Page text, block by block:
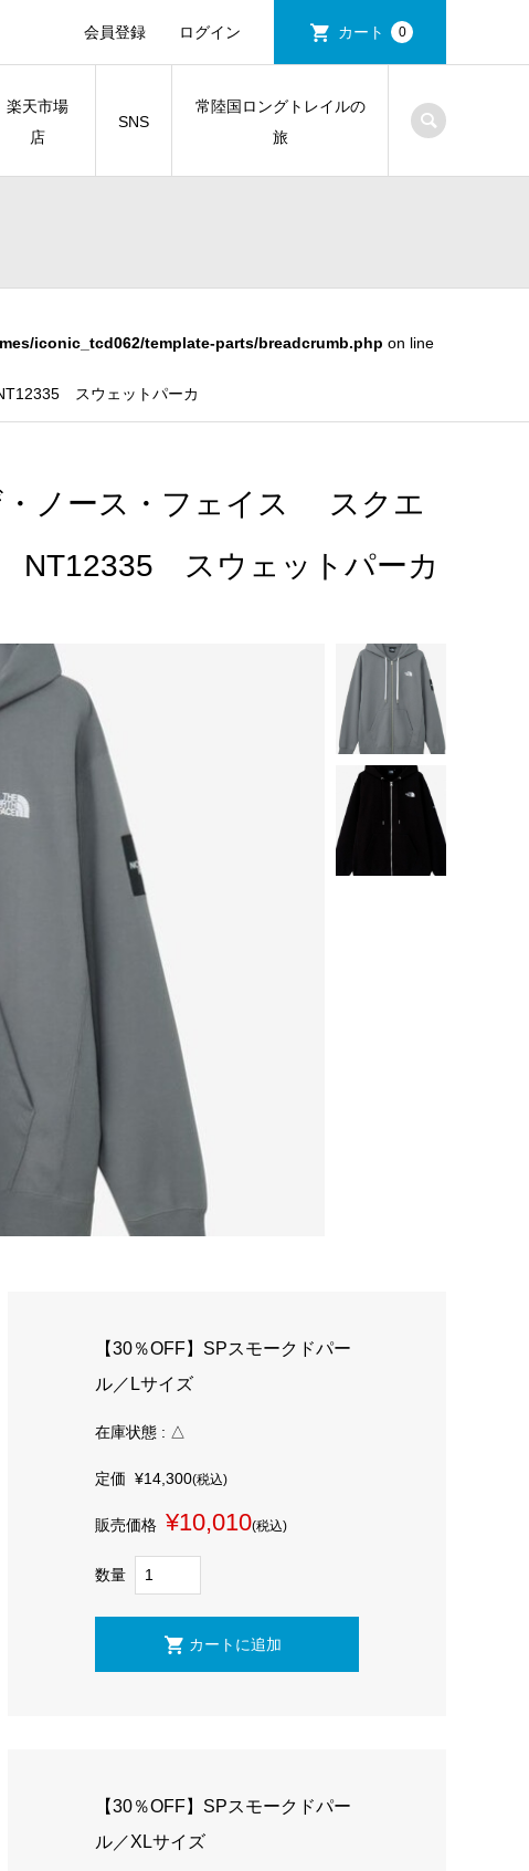
会員登録 ログイン カート 0
楽天市場
店
SNS
常陸国ロングトレイルの
旅
iconic_tcd062/template-parts/breadcrumb.php on line
スウェットパーカ
・ノース・フェイス スクエ
NT12335 スウェットパーカ
【30％OFF】SPスモークドパー
ル／Lサイズ
在庫状態 : △
定価¥14,300(税込)
販売価格 ¥10,010(税込)
数量
【30％OFF】SPスモークドパー
ル／XLサイズ